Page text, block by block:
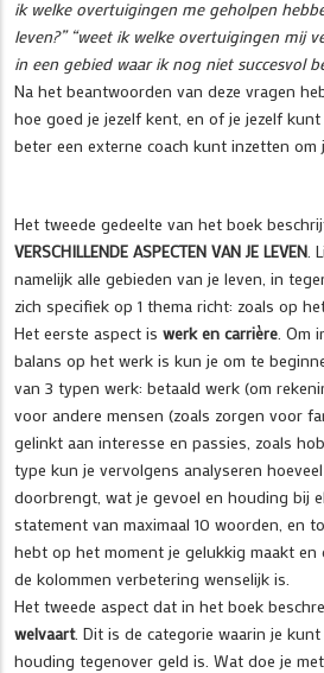
ik welke overtuigingen me geholpen
leven?” “weet ik welke overtuigingen mij
in een gebied waar ik nog niet succesvol
Na het beantwoorden van deze vragen
hoe goed je jezelf kent, en of je jezelf
beter een externe coach kunt inzetten om
Het tweede gedeelte van het boek
VERSCHILLENDE ASPECTEN VAN JE LEVEN .
namelijk alle gebieden van je leven, in
zich specifiek op 1 thema richt: zoals op
Het eerste aspect is werk en carrière .
balans op het werk is kun je om te
van 3 typen werk: betaald werk (om
voor andere mensen (zoals zorgen voor
gelinkt aan interesse en passies, zoals
type kun je vervolgens analyseren
doorbrengt, wat je gevoel en houding bij
statement van maximaal 10 woorden, en
hebt op het moment je gelukkig maakt en
de kolommen verbetering wenselijk is.
Het tweede aspect dat in het boek
welvaart. Dit is de categorie waarin je
houding tegenover geld is. Wat doe je